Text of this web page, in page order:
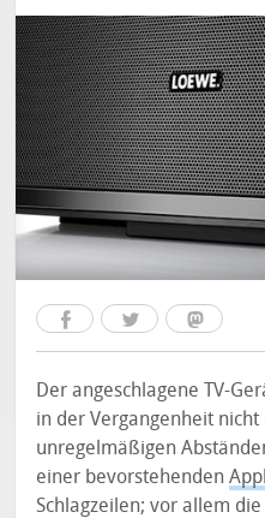
Der angeschlagene TV-
in der Vergangenheit
unregelmäßigen
einer bevorstehenden
Schlagzeilen; vor allem